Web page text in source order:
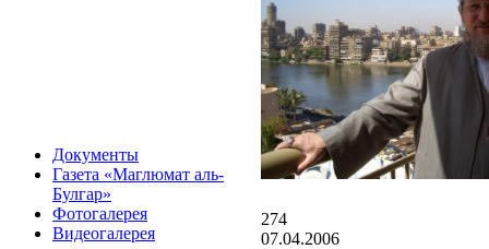
Документы
Газета «Маглюмат аль-
Булгар»
Фотогалерея
Видеогалерея
274
07.04.2006